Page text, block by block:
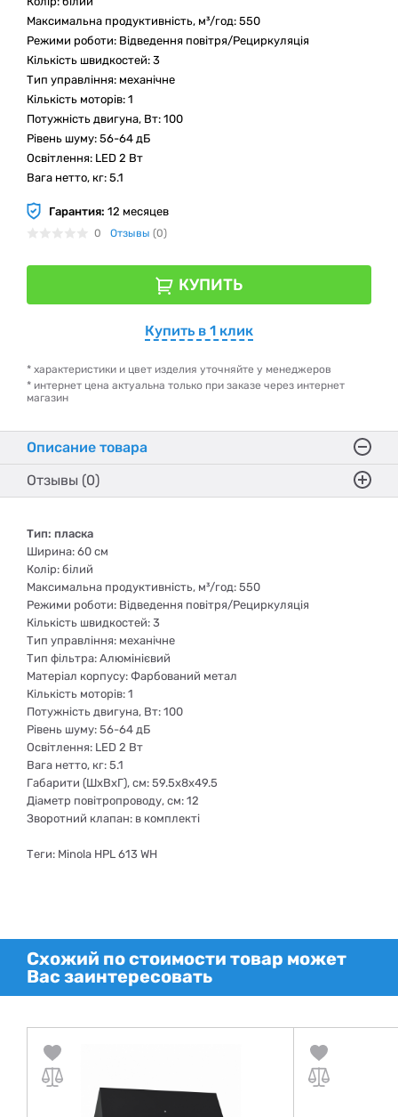
Максимальна продуктивність, м³/год: 550
Режими роботи: Відведення повітря/Рециркуляція
Кількість швидкостей: 3
Тип управління: механічне
Кількість моторів: 1
Потужність двигуна, Вт: 100
Рівень шуму: 56-64 дБ
Освітлення: LED 2 Вт
Вага нетто, кг: 5.1
Гарантия: 12 месяцев
0 Отзывы (0)
КУПИТЬ
Купить в 1 клик
* характеристики и цвет изделия уточняйте у менеджеров
* интернет цена актуальна только при заказе через интернет
магазин
Описание товара
Отзывы (0)
Тип: пласка
Ширина: 60 см
Колір: білий
Максимальна продуктивність, м³/год: 550
Режими роботи: Відведення повітря/Рециркуляція
Кількість швидкостей: 3
Тип управління: механічне
Тип фільтра: Алюмінієвий
Матеріал корпусу: Фарбований метал
Кількість моторів: 1
Потужність двигуна, Вт: 100
Рівень шуму: 56-64 дБ
Освітлення: LED 2 Вт
Вага нетто, кг: 5.1
Габарити (ШхВхГ), cм: 59.5х8х49.5
Діаметр повітропроводу, см: 12
Зворотний клапан: в комплекті
Теги: Minola HPL 613 WH
Схожий по стоимости товар может
Вас заинтересовать